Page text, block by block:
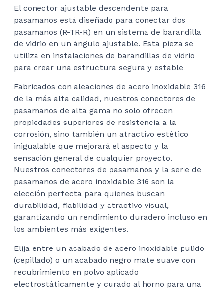
El conector ajustable descendente para
pasamanos está diseñado para conectar dos
pasamanos (R-TR-R) en un sistema de barandilla
de vidrio en un ángulo ajustable. Esta pieza se
utiliza en instalaciones de barandillas de vidrio
para crear una estructura segura y estable.
Fabricados con aleaciones de acero inoxidable 316
de la más alta calidad, nuestros conectores de
pasamanos de alta gama no solo ofrecen
propiedades superiores de resistencia a la
corrosión, sino también un atractivo estético
inigualable que mejorará el aspecto y la
sensación general de cualquier proyecto.
Nuestros conectores de pasamanos y la serie de
pasamanos de acero inoxidable 316 son la
elección perfecta para quienes buscan
durabilidad, fiabilidad y atractivo visual,
garantizando un rendimiento duradero incluso en
los ambientes más exigentes.
Elija entre un acabado de acero inoxidable pulido
(cepillado) o un acabado negro mate suave con
recubrimiento en polvo aplicado
electrostáticamente y curado al horno para una